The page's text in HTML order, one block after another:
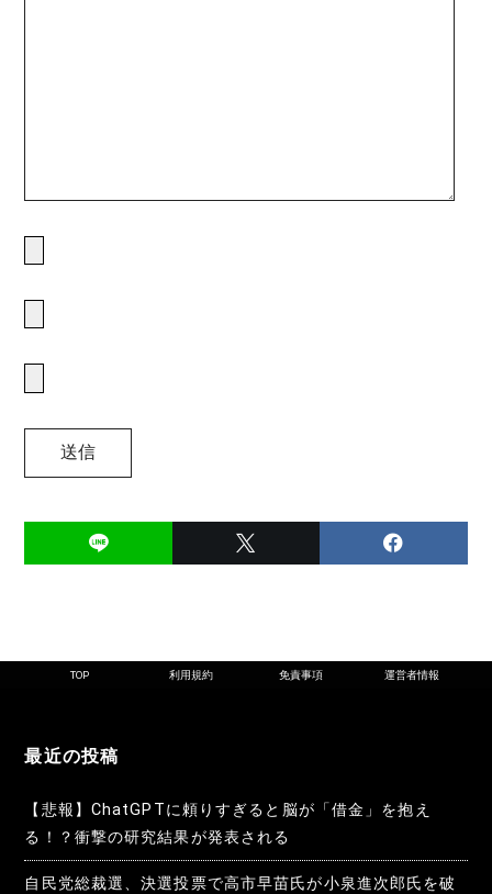
TOP 利用規約 免責事項 運営者情報
最近の投稿
【悲報】ChatGPTに頼りすぎると脳が「借金」を抱え
る！？衝撃の研究結果が発表される
自民党総裁選、決選投票で高市早苗氏が小泉進次郎氏を破